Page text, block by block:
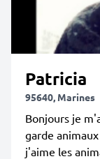
Patricia
95640, Marines
Bonjours je
garde
j'aime les